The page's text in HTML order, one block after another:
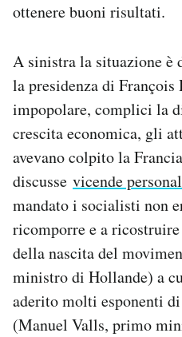
ottenere buoni risultati.
A sinistra la situazione è
la presidenza di
impopolare, complici la
crescita economica, gli
avevano colpito la
discusse vicende
mandato i socialisti non
ricomporre e a
della nascita del
ministro di Hollande) a
aderito molti esponenti
(Manuel Valls, primo